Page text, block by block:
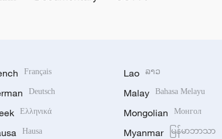
Français
Deutsch
Ελληνικά
Hausa
Lao ລາວ
Malay Bahasa Melayu
Mongolian Монгол
Myanmar မြန်မာဘာသာ